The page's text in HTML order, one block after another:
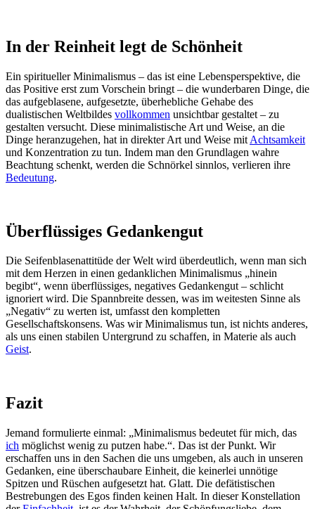
In der Reinheit legt de Schönheit
Ein spiritueller Minimalismus – das ist eine Lebensperspektive, die
das Positive erst zum Vorschein bringt – die wunderbaren Dinge, die
das aufgeblasene, aufgesetzte, überhebliche Gehabe des
dualistischen Weltbildes vollkommen unsichtbar gestaltet – zu
gestalten versucht. Diese minimalistische Art und Weise, an die
Dinge heranzugehen, hat in direkter Art und Weise mit Achtsamkeit
und Konzentration zu tun. Indem man den Grundlagen wahre
Beachtung schenkt, werden die Schnörkel sinnlos, verlieren ihre
Bedeutung.
Überflüssiges Gedankengut
Die Seifenblasenattitüde der Welt wird überdeutlich, wenn man sich
mit dem Herzen in einen gedanklichen Minimalismus „hinein
begibt“, wenn überflüssiges, negatives Gedankengut – schlicht
ignoriert wird. Die Spannbreite dessen, was im weitesten Sinne als
„Negativ“ zu werten ist, umfasst den kompletten
Gesellschaftskonsens. Was wir Minimalismus tun, ist nichts anderes,
als uns einen stabilen Untergrund zu schaffen, in Materie als auch
Geist.
Fazit
Jemand formulierte einmal: „Minimalismus bedeutet für mich, das
ich möglichst wenig zu putzen habe.“. Das ist der Punkt. Wir
erschaffen uns in den Sachen die uns umgeben, als auch in unseren
Gedanken, eine überschaubare Einheit, die keinerlei unnötige
Spitzen und Rüschen aufgesetzt hat. Glatt. Die defätistischen
Bestrebungen des Egos finden keinen Halt. In dieser Konstellation